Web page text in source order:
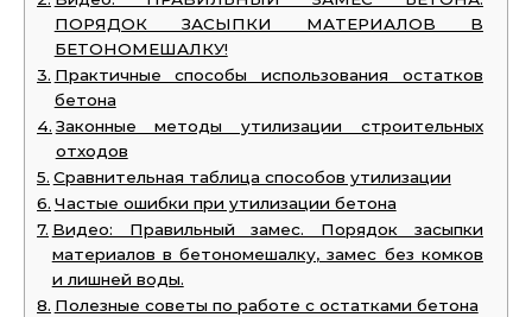
ПОРЯДОК ЗАСЫПКИ МАТЕРИАЛОВ В
БЕТОНОМЕШАЛКУ!
Практичные способы использования остатков
бетона
Законные методы утилизации строительных
отходов
Сравнительная таблица способов утилизации
Частые ошибки при утилизации бетона
Видео: Правильный замес. Порядок засыпки
материалов в бетономешалку, замес без комков
и лишней воды.
Полезные советы по работе с остатками бетона